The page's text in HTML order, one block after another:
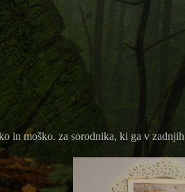
in moško. za sorodnika, ki ga v